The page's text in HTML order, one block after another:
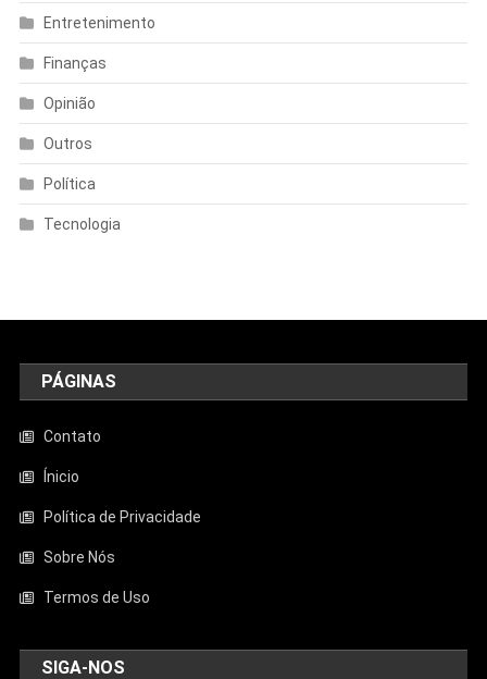
Entretenimento
Finanças
Opinião
Outros
Política
Tecnologia
PÁGINAS
Contato
Ínicio
Política de Privacidade
Sobre Nós
Termos de Uso
SIGA-NOS